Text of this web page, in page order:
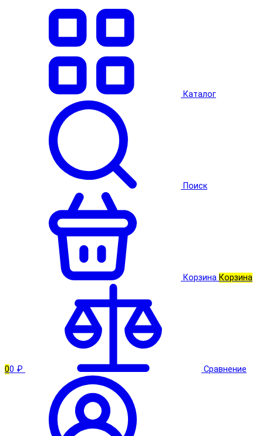
Каталог
Поиск
Корзина Корзина
00 ₽ Сравнение